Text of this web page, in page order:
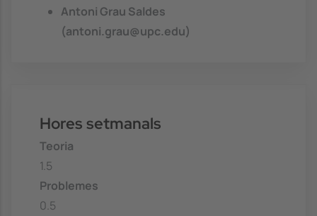
Antoni Grau Saldes
(antoni.grau@upc.edu)
Hores setmanals
Teoria
1.5
Problemes
0.5